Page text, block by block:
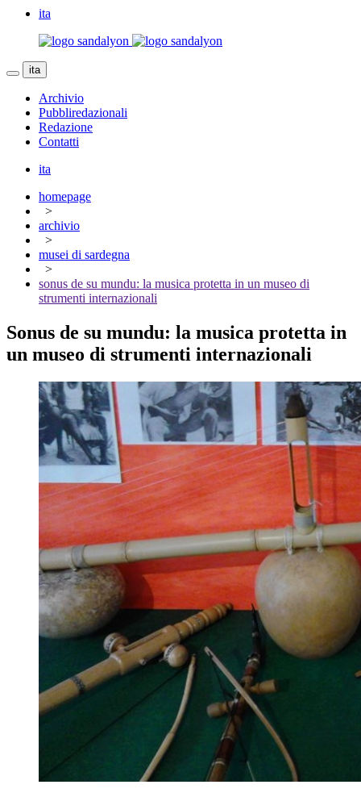
ita
ita
Archivio
Pubbliredazionali
Redazione
Contatti
ita
homepage
>
archivio
>
musei di sardegna
>
sonus de su mundu: la musica protetta in un museo di
strumenti internazionali
Sonus de su mundu: la musica protetta in
un museo di strumenti internazionali